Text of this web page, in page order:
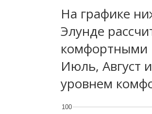
На графике
Элунде
комфортными
Июль, Август
уровнем
100